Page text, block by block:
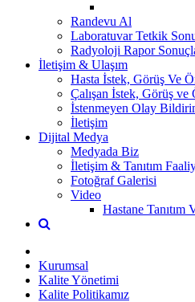
Randevu Al
Laboratuvar Tetkik
Radyoloji Rapor
İletişim & Ulaşım
Hasta İstek, Görüş Ve
Çalışan İstek, Görüş ve
İstenmeyen Olay
İletişim
Dijital Medya
Medyada Biz
İletişim & Tanıtım
Fotoğraf Galerisi
Video
Hastane Tanıtım
Kurumsal
Kalite Yönetimi
Kalite Politikamız